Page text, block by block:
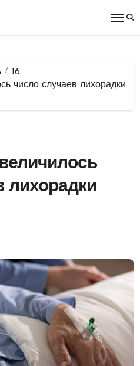
16
число случаев лихорадки
лихорадки